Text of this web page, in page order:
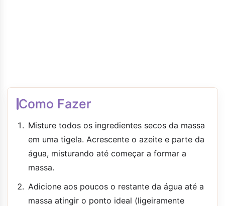
Como Fazer
Misture todos os ingredientes secos da massa
em uma tigela. Acrescente o azeite e parte da
água, misturando até começar a formar a
massa.
Adicione aos poucos o restante da água até a
massa atingir o ponto ideal (ligeiramente